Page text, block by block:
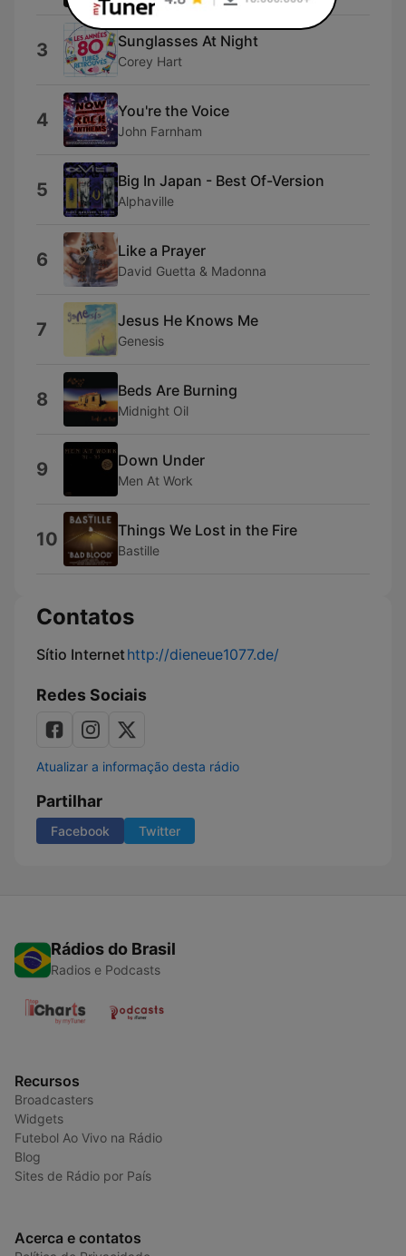
3 Sunglasses At Night
Corey Hart
4 You're the Voice
John Farnham
5 Big In Japan - Best Of-Version
Alphaville
6 Like a Prayer
David Guetta & Madonna
7 Jesus He Knows Me
Genesis
8 Beds Are Burning
Midnight Oil
9 Down Under
Men At Work
10 Things We Lost in the Fire
Bastille
Contatos
Sítio Internethttp://dieneue1077.de/
Redes Sociais
Atualizar a informação desta rádio
Partilhar
Facebook Twitter
Rádios do Brasil
Radios e Podcasts
Recursos
Broadcasters
Widgets
Futebol Ao Vivo na Rádio
Blog
Sites de Rádio por País
Acerca e contatos